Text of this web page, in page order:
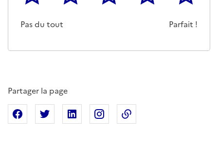
Pas du tout Parfait !
Partager la page
Partager sur Facebook
Partager sur XPartager sur Linkedin
Partager sur Instagram